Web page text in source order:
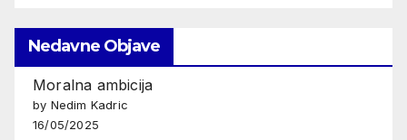
Nedavne Objave
Moralna ambicija
by Nedim Kadric
16/05/2025